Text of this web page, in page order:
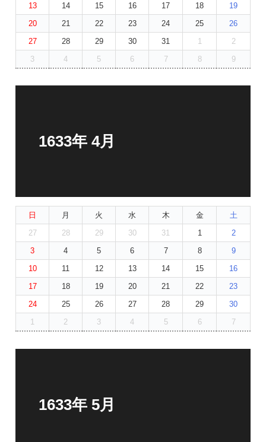
13
14 15 16 17 18
19
20
21 22 23 24 25
26
27
28 29 30 31 1
2
3
4 5 6 7 8 9
1633年 4月
日 月 火 水 木 金
土
27
28 29 30 31 1
2
3
4 5 6 7 8
9
10
11 12 13 14 15
16
17
18 19 20 21 22
23
24
25 26 27 28 29
30
1
2 3 4 5 6 7
1633年 5月